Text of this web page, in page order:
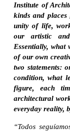
Institute of
kinds and
unity of life,
our artistic
Essentially, what
of our own
two statements:
condition, what
figure, each
architectural
everyday reality,
“Todos